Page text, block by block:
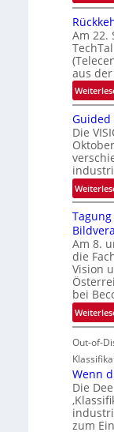
Am 22.
aus
Guided
Die
Am 8.
die
Vision
bei
Out-of-
Wenn
Die
zum